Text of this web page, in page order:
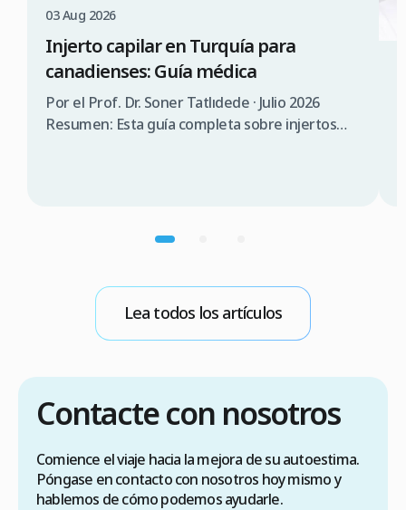
03 Aug 2026
Injerto capilar en Turquía para
canadienses: Guía médica
Por el Prof. Dr. Soner Tatlıdede · Julio 2026
Resumen: Esta guía completa sobre injertos
(90 días sin visado), lista de verificación para
Lea todos los artículos
Contacte con nosotros
Comience el viaje hacia la mejora de su autoestima.
Póngase en contacto con nosotros hoy mismo y
hablemos de cómo podemos ayudarle.